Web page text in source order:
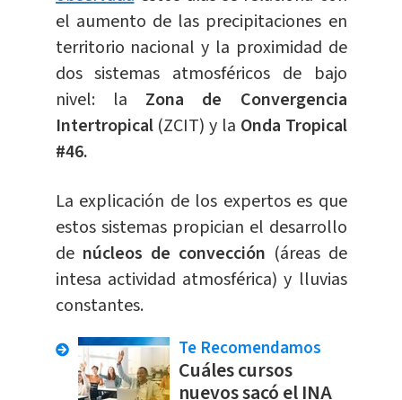
el aumento de las precipitaciones en
territorio nacional y la proximidad de
dos sistemas atmosféricos de bajo
nivel: la Zona de Convergencia
Intertropical (ZCIT) y la Onda Tropical
#46.
La explicación de los expertos es que
estos sistemas propician el desarrollo
de núcleos de convección (áreas de
intesa actividad atmosférica) y lluvias
constantes.
Te Recomendamos
Cuáles cursos
nuevos sacó el INA